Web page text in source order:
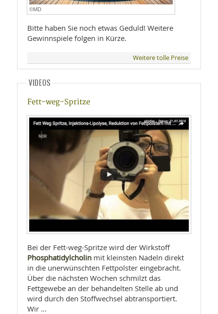
©MD
Bitte haben Sie noch etwas Geduld! Weitere
Gewinnspiele folgen in Kürze.
Weitere tolle Preise
VIDEOS
Fett-weg-Spritze
Bei der Fett-weg-Spritze wird der Wirkstoff
Phosphatidylcholin mit kleinsten Nadeln direkt
in die unerwünschten Fettpolster eingebracht.
Über die nächsten Wochen schmilzt das
Fettgewebe an der behandelten Stelle ab und
wird durch den Stoffwechsel abtransportiert.
Wir …